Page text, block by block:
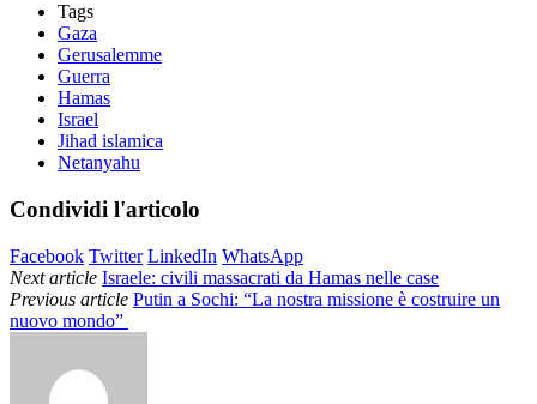
Tags
Gaza
Gerusalemme
Guerra
Hamas
Israel
Jihad islamica
Netanyahu
Condividi l'articolo
Facebook Twitter LinkedIn WhatsApp
Next article Israele: civili massacrati da Hamas nelle case
Previous article Putin a Sochi: “La nostra missione è costruire un
nuovo mondo”